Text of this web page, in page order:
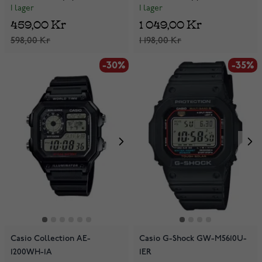
I lager
598,00 Kr
459,00 Kr
I lager
1 198,00 Kr
1 049,00 Kr
-30%
Casio Collection AE-
1200WH-1A
-35%
Casio G-Shock GW-M5610U-
1ER